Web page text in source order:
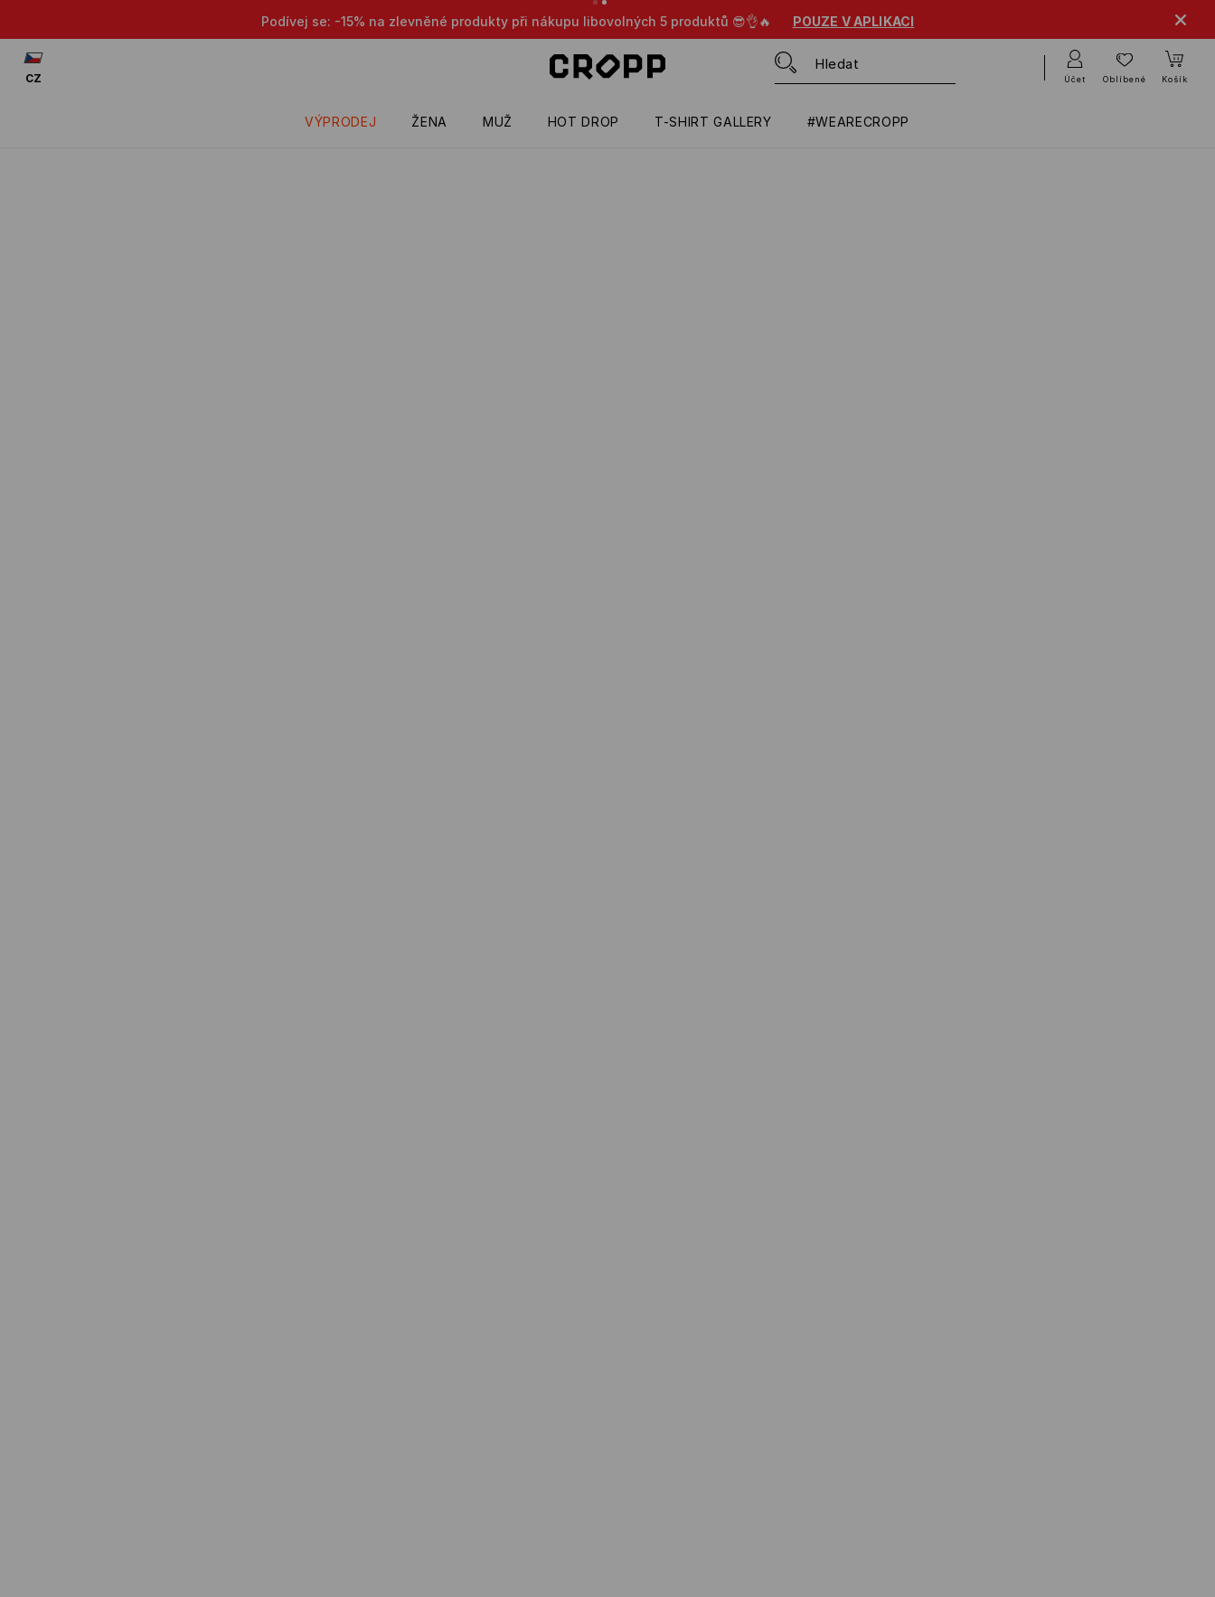
Podívej se: -15% na zlevněné produkty při nákupu libovolných 5 produktů 😎👌🔥 POUZE V APLIKACI
VÝPRODEJ ŽENA MUŽ HOT DROP T-SHIRT GALLERY #WEARECROPP
CZ Účet Oblíbené Košík